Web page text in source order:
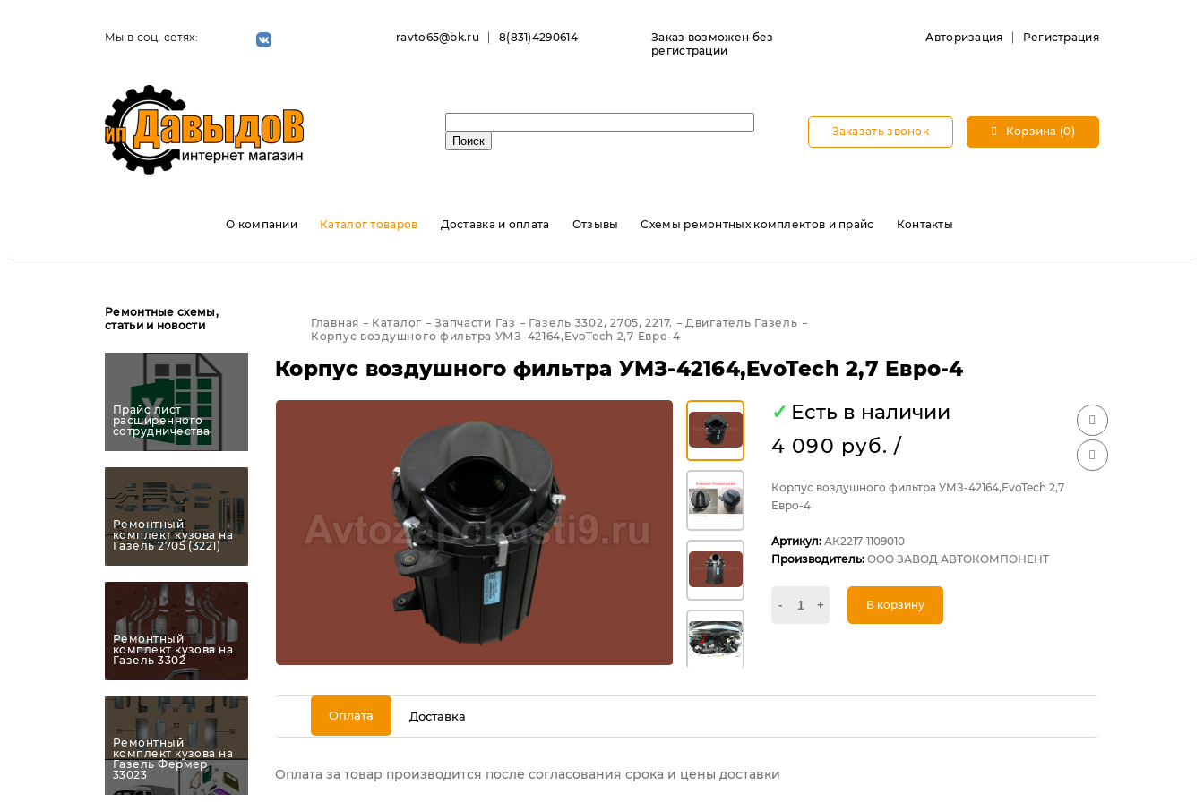
Мы в соц. сетях: ravto65@bk.ru 8(831)4290614
Заказ возможен без
регистрации
Авторизация Регистрация
Заказать звонок Корзина (0)
О компании Каталог товаров Доставка и оплата Отзывы Схемы ремонтных комплектов и прайс Контакты
Ремонтные схемы,
статьи и новости
Прайс лист
расширенного
сотрудничества
Ремонтный
комплект кузова на
Газель 2705 (3221)
Ремонтный
комплект кузова на
Газель 3302
Ремонтный
комплект кузова на
Газель Фермер
33023
Главная Каталог Запчасти Газ Газель 3302, 2705, 2217.
Двигатель Газель
Корпус воздушного фильтра УМЗ-42164,EvoTech 2,7 Евро-4
Корпус воздушного фильтра УМЗ-42164,EvoTech 2,7 Евро-4
✓ Есть в наличии
4 090 руб. /
Корпус воздушного фильтра УМЗ-42164,EvoTech 2,7
Евро-4
Артикул:АК2217-1109010
Производитель:ООО ЗАВОД АВТОКОМПОНЕНТ
- + В корзину
Оплата Доставка
Оплата за товар производится после согласования срока и цены доставки